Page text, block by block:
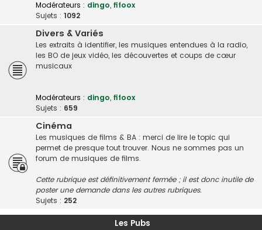
Modérateurs : dingo, fifoox
Sujets : 1092
Divers & Variés
Les extraits à identifier, les musiques entendues à la radio,
les BO de jeux vidéo, les découvertes et coups de cœur
musicaux
Modérateurs : dingo, fifoox
Sujets : 659
Cinéma
Les musiques de films & BA : merci de lire le topic qui
permet de presque tout trouver. Nous ne sommes pas un
forum de musiques de films.
Cette rubrique est définitivement fermée ; il est donc inutile de
poster une demande dans les autres rubriques.
Sujets : 252
Les Pubs